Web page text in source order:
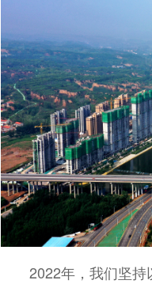
2022年，我们坚持